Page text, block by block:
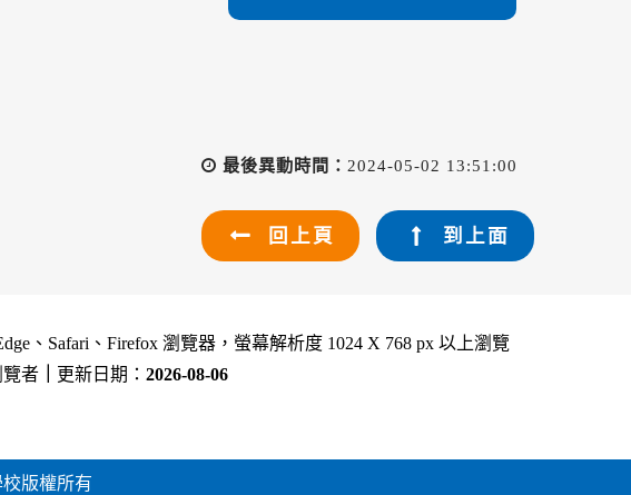
最後異動時間： 2024-05-02 13:51:00
回上頁 到上面
、Safari、Firefox 瀏覽器，螢幕解析度 1024 X 768 px 以上瀏覽
者 更新日期： 2026-08-06
版權所有